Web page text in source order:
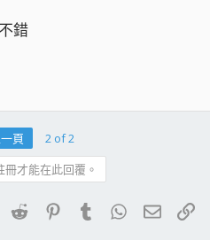
錯
一頁
2 of 2
才能在此回覆。
LinkedIn
Reddit PinterestTumblrWhatsApp
電子